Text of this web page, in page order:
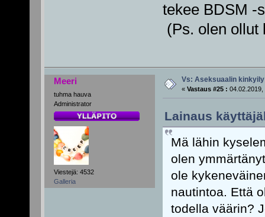
tekee BDSM -
(Ps. olen ollut
Meeri
tuhma hauva
Administrator
Viestejä: 4532
Galleria
Vs: Aseksuaalin kinkyily
« Vastaus #25 : 04.02.2019,
Lainaus
Mä lähin
olen
ole
nautintoa. Että
todella väärin?